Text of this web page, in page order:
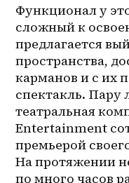
Функционал у
сложный к
предлагается
пространства,
карманов и с их
спектакль. Пару
театральная
Entertainment
премьерой
На протяжении
по много часов